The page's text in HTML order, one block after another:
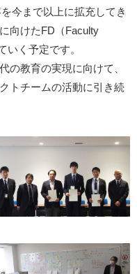
今まで以上に拡充してき
向けたFD（Faculty
いく予定です。
教育の実現に向けて、
トチームの活動に引き続